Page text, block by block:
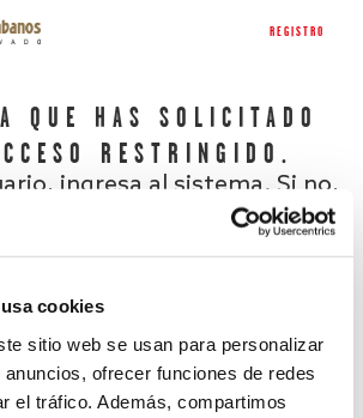
cookies
sitio web se usan para personalizar
ofrecer funciones de redes
el tráfico. Además, compartimos
REGISTRO
QUE HAS SOLICITADO
RESTRINGIDO.
ingresa al sistema. Si no,